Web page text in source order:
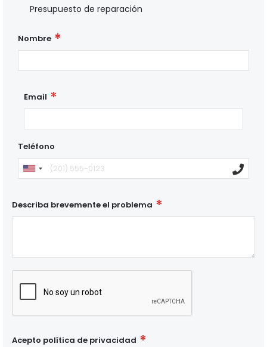
Presupuesto de reparación
Nombre
Email
Teléfono
Describa brevemente el problema
Acepto política de privacidad